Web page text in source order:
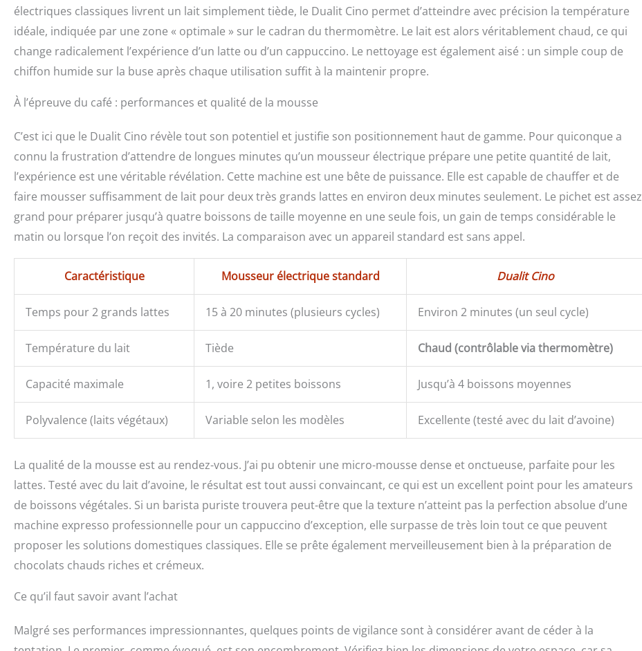
électriques classiques livrent un lait simplement tiède, le Dualit Cino permet d’atteindre avec précision la température
idéale, indiquée par une zone « optimale » sur le cadran du thermomètre. Le lait est alors véritablement chaud, ce qui
change radicalement l’expérience d’un latte ou d’un cappuccino. Le nettoyage est également aisé : un simple coup de
chiffon humide sur la buse après chaque utilisation suffit à la maintenir propre.
À l’épreuve du café : performances et qualité de la mousse
C’est ici que le Dualit Cino révèle tout son potentiel et justifie son positionnement haut de gamme. Pour quiconque a
connu la frustration d’attendre de longues minutes qu’un mousseur électrique prépare une petite quantité de lait,
l’expérience est une véritable révélation. Cette machine est une bête de puissance. Elle est capable de chauffer et de
faire mousser suffisamment de lait pour deux très grands lattes en environ deux minutes seulement. Le pichet est assez
grand pour préparer jusqu’à quatre boissons de taille moyenne en une seule fois, un gain de temps considérable le
matin ou lorsque l’on reçoit des invités. La comparaison avec un appareil standard est sans appel.
Caractéristique Mousseur électrique standard Dualit Cino
Temps pour 2 grands lattes 15 à 20 minutes (plusieurs cycles) Environ 2 minutes (un seul cycle)
Température du lait Tiède Chaud (contrôlable via thermomètre)
Capacité maximale 1, voire 2 petites boissons Jusqu’à 4 boissons moyennes
Polyvalence (laits végétaux) Variable selon les modèles Excellente (testé avec du lait d’avoine)
La qualité de la mousse est au rendez-vous. J’ai pu obtenir une micro-mousse dense et onctueuse, parfaite pour les
lattes. Testé avec du lait d’avoine, le résultat est tout aussi convaincant, ce qui est un excellent point pour les amateurs
de boissons végétales. Si un barista puriste trouvera peut-être que la texture n’atteint pas la perfection absolue d’une
machine expresso professionnelle pour un cappuccino d’exception, elle surpasse de très loin tout ce que peuvent
proposer les solutions domestiques classiques. Elle se prête également merveilleusement bien à la préparation de
chocolats chauds riches et crémeux.
Ce qu’il faut savoir avant l’achat
Malgré ses performances impressionnantes, quelques points de vigilance sont à considérer avant de céder à la